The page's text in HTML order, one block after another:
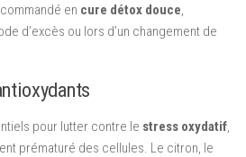
en cure détox douce,
d’excès ou lors d’un changement de
pour lutter contre le stress oxydatif,
prématuré des cellules. Le citron, le